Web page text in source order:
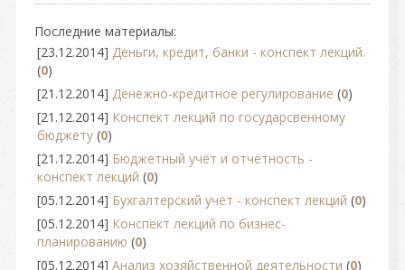
Последние материалы:
[23.12.2014] Деньги, кредит, банки - конспект лекций.
(0)
[21.12.2014] Денежно-кредитное регулирование (0)
[21.12.2014] Конспект лекций по государсвенному
бюджету (0)
[21.12.2014] Бюджетный учёт и отчётность -
конспект лекций (0)
[05.12.2014] Бухгалтерский учёт - конспект лекций (0)
[05.12.2014] Конспект лекций по бизнес-
планированию (0)
[05.12.2014] Анализ хозяйственной деятельности (0)